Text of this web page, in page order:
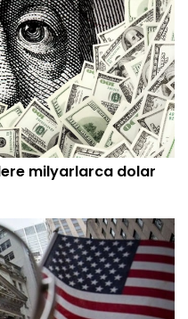
milyarlarca dolar